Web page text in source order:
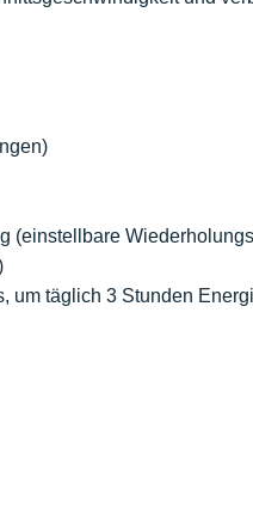
(einstellbare
um täglich 3 Stunden